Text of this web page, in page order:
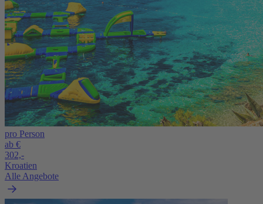
pro Person
ab €
302,-
Kroatien
Alle Angebote